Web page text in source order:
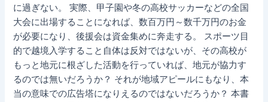
に過ぎない。 実際、甲子園や冬の高校サッカーなどの全国
大会に出場することになれば、数百万円～数千万円のお金
が必要になり、後援会は資金集めに奔走する。 スポーツ目
的で越境入学すること自体は反対ではないが、その高校が
もっと地元に根ざした活動を行っていれば、地元が協力す
るのでは無いだろうか？ それが地域アピールにもなり、本
当の意味での広告塔になりえるのではないだろうか？ 本書